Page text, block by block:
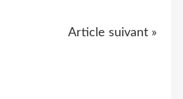
Article suivant »